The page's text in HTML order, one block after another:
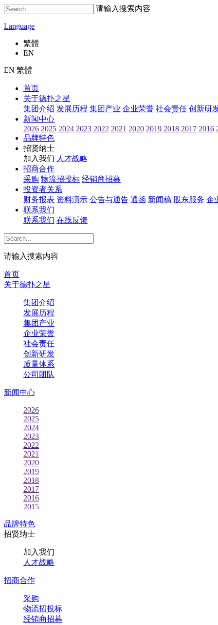
请输入搜索内容
Language
繁體
EN
EN 繁體
首页
关于德扑之星
集团介绍 发展历程 集团产业 企业荣誉 社会责任 创新研
新闻中心
2026 2025 2024 2023 2022 2021 2020 2019 2018 2017 2016
品牌特色
招贤纳士
加入我们 人才战略
招商合作
采购 物流招投标 经销商招募
投资者关系
财务报表 资料演示 公告与通告 通函 新闻稿 股东服务 企
联系我们
联系我们 在线反馈
请输入搜索内容
首页
关于德扑之星
集团介绍
发展历程
集团产业
企业荣誉
社会责任
创新研发
质量体系
公司团队
新闻中心
2026
2025
2024
2023
2022
2021
2020
2019
2018
2017
2016
2015
品牌特色
招贤纳士
加入我们
人才战略
招商合作
采购
物流招投标
经销商招募